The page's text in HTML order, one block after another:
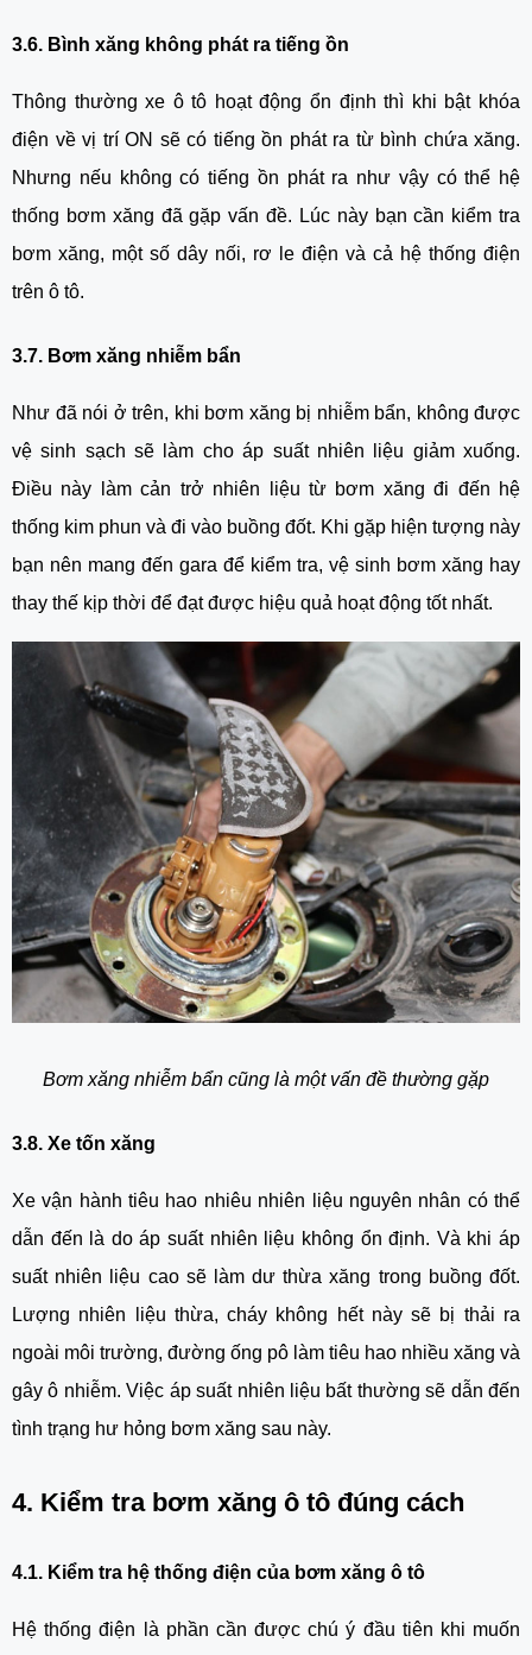
3.6. Bình xăng không phát ra tiếng ồn
Thông thường xe ô tô hoạt động ổn định thì khi bật khóa
điện về vị trí ON sẽ có tiếng ồn phát ra từ bình chứa xăng.
Nhưng nếu không có tiếng ồn phát ra như vậy có thể hệ
thống bơm xăng đã gặp vấn đề. Lúc này bạn cần kiểm tra
bơm xăng, một số dây nối, rơ le điện và cả hệ thống điện
trên ô tô.
3.7. Bơm xăng nhiễm bẩn
Như đã nói ở trên, khi bơm xăng bị nhiễm bẩn, không được
vệ sinh sạch sẽ làm cho áp suất nhiên liệu giảm xuống.
Điều này làm cản trở nhiên liệu từ bơm xăng đi đến hệ
thống kim phun và đi vào buồng đốt. Khi gặp hiện tượng này
bạn nên mang đến gara để kiểm tra, vệ sinh bơm xăng hay
thay thế kịp thời để đạt được hiệu quả hoạt động tốt nhất.
Bơm xăng nhiễm bẩn cũng là một vấn đề thường gặp
3.8. Xe tốn xăng
Xe vận hành tiêu hao nhiêu nhiên liệu nguyên nhân có thể
dẫn đến là do áp suất nhiên liệu không ổn định. Và khi áp
suất nhiên liệu cao sẽ làm dư thừa xăng trong buồng đốt.
Lượng nhiên liệu thừa, cháy không hết này sẽ bị thải ra
ngoài môi trường, đường ống pô làm tiêu hao nhiều xăng và
gây ô nhiễm. Việc áp suất nhiên liệu bất thường sẽ dẫn đến
tình trạng hư hỏng bơm xăng sau này.
4. Kiểm tra bơm xăng ô tô đúng cách
4.1. Kiểm tra hệ thống điện của bơm xăng ô tô
Hệ thống điện là phần cần được chú ý đầu tiên khi muốn